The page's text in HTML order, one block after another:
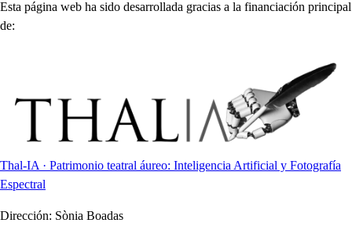
Esta página web ha sido desarrollada gracias a la financiación principal
de:
Thal-IA · Patrimonio teatral áureo: Inteligencia Artificial y Fotografía
Espectral
Dirección: Sònia Boadas